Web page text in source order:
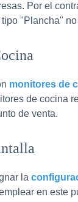
Por el
"Plancha"
monitores de
de cocina
de venta.
la
en este